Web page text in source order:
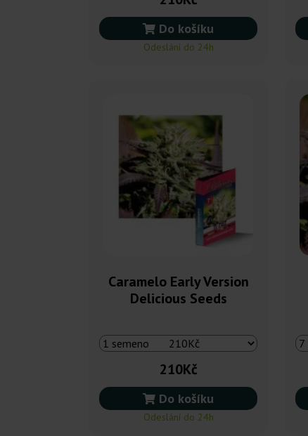
Do košíku
Odeslání do 24h
Caramelo Early Version
Delicious Seeds
210Kč
Do košíku
Odeslání do 24h